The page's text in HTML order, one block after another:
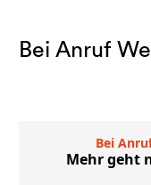
Bei Anruf